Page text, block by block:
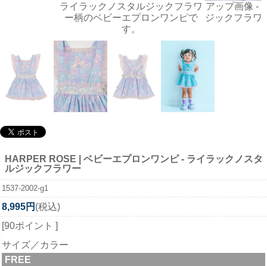
ライラックノスタルジックフラワ
ー柄のベビーエプロンワンピで
す。
アップ画像 -
ジックフラワ
HARPER ROSE | ベビーエプロンワンピ - ライラックノスタ
ルジックフラワー
1537-2002-g1
8,995円 (税込)
[90ポイント ]
サイズ／カラー
FREE